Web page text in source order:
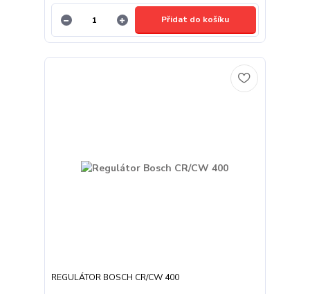
Přidat do košíku
REGULÁTOR BOSCH CR/CW 400